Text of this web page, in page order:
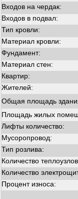
Входов на чердак:
Входов в подвал:
Тип кровли:
Материал кровли:
Фундамент:
Материал стен:
Квартир:
Жителей:
Общая площадь
Площадь жилых
Лифты количество:
Мусоропровод:
Тип розлива:
Количество
Количество
Процент износа: